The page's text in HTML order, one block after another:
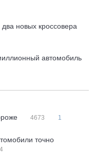
новых кроссовера
автомобиль
4673 1
точно